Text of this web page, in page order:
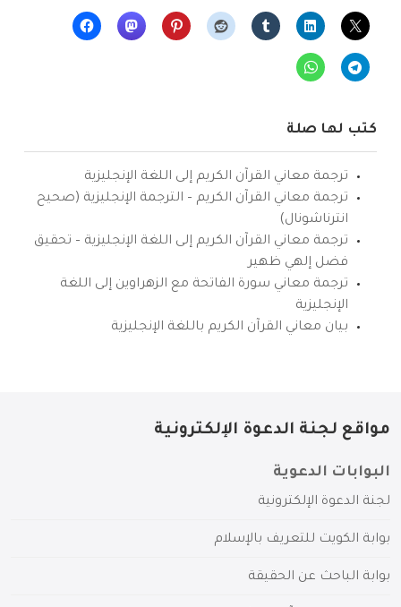
كتب لها صلة
ترجمة معاني القرآن الكريم إلى اللغة الإنجليزية
ترجمة معاني القرآن الكريم – الترجمة الإنجليزية (صحيح
انترناشونال)
ترجمة معاني القرآن الكريم إلى اللغة الإنجليزية – تحقيق
فضل إلهي ظهير
ترجمة معاني سورة الفاتحة مع الزهراوين إلى اللغة
الإنجليزية
بيان معاني القرآن الكريم باللغة الإنجليزية
مواقع لجنة الدعوة الإلكترونية
البوابات الدعوية
لجنة الدعوة الإلكترونية
بوابة الكويت للتعريف بالإسلام
بوابة الباحث عن الحقيقة